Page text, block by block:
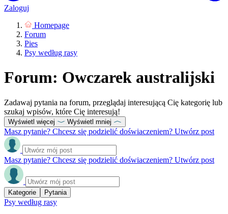
Zaloguj
Homepage
Forum
Pies
Psy według rasy
Forum: Owczarek australijski
Zadawaj pytania na forum, przeglądaj interesującą Cię kategorię lub
szukaj wpisów, które Cię interesują!
Wyświetl więcej Wyświetl mniej
Masz pytanie? Chcesz się podzielić doświaczeniem? Utwórz post
Masz pytanie? Chcesz się podzielić doświaczeniem? Utwórz post
Kategorie Pytania
Psy według rasy